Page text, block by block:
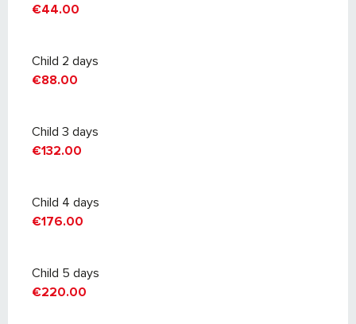
€44.00
Child 2 days
€88.00
Child 3 days
€132.00
Child 4 days
€176.00
Child 5 days
€220.00